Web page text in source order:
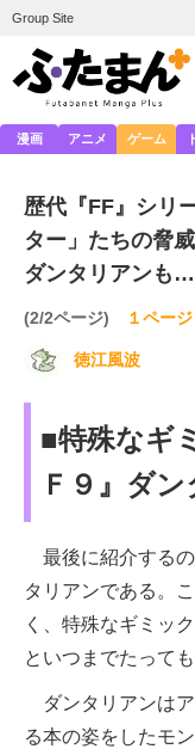
Group Site
漫画 アニメ ゲーム
歴代『FF』シリ
ター」たちの脅
ダンタリアンも
(2/2ページ) １ペー
徳江風波
■特殊なギ
Ｆ９』ダ
最後に紹介する
タリアンである。
く、特殊なギミッ
といつまでたっても
ダンタリアンは
る本の姿をしたモ